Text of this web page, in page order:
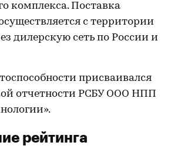
комплекса. Поставка
с территории
дилерскую сеть по России и
присваивался
отчетности РСБУ ООО НПП
рейтинга